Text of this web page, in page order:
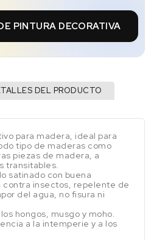
PINTURA DECORATIVA
DEL PRODUCTO
para madera, ideal para
tipo de maderas como
piezas de madera, a
transitables.
satinado con buena
insectos, repelente de
del agua, no fisura ni
hongos, musgo y moho.
a la intemperie y a los